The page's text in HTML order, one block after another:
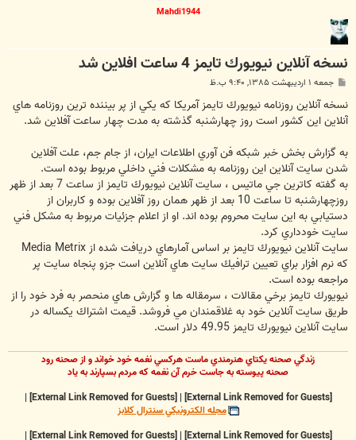
Mahdi1944
نسخه آنلاين نيويورك تايمز 4 ساعت افلاين شد
ت
جمعه ۱ اردیبهشت ۱۳۸۵, ۹:۴۰ ب.ظ
نسخه آنلاين روزنامه نيويورك تايمز آمريكا كه يكي از پر بيننده ترين روزنامه هاي
آنلاين اين كشور است روز چهارشنبه گذشته به مدت چهار ساعت آفلاين شد.
به گزارش بخش خبر شبكه فن آوري اطلاعات ايران، از جام جم، علت آفلاين
شدن سايت آنلاين اين روزنامه به مشكلات فني داخلي مربوط بوده است.
به گفته كاترين جي ماتيس ، سايت آنلاين نيويورك تايمز از ساعت 7 بعد از ظهر
روزچهارشنبه تا ساعت 10 بعد از ظهر همان روز آفلاين بوده و كاربران از
دستيابي به اين سايت محروم بوده اند. او از اعلام جزئيات مربوط به مشكل فني
سايت خودداري كرد.
سايت آنلاين نيويورك تايمز بر اساس آمارهاي دريافت شده از Media Metrix
كه نرم افزار براي تعيين ترافيك سايت هاي آنلاين است جزو پنجاه سايت پر
مراجعه بوده است.
نيويورك تايمز برخي مقالات ، سرمقاله ها و گزارش هاي منحصر به فرد خود را از
طريق سايت آنلاين خود به غلاقمندان مي فروشد. قيمت اشتراك يكساله در
سايت آنلاين نيويورك تايمز 49.95 دلار است.
زندگي صحنه يکتاي هنرمندي ماست هرکسي نغمه خود خواند و از صحنه رود
صحنه پيوسته به جاست خرم آن نغمه که مردم بسپارند به ياد
[External Link Removed for Guests]
|
[External Link Removed for Guests]
|
مجله الکترونيکي سنترال کلابز
[External Link Removed for Guests]
|
[External Link Removed for Guests]
|